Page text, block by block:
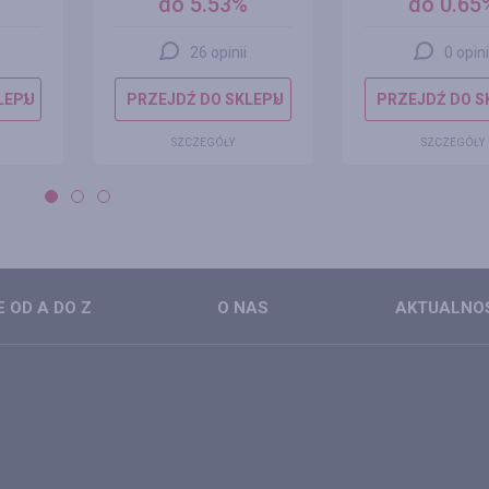
26 opinii
PRZEJDŹ DO SKLEPU
SZCZEGÓŁY
0
PRZEJDŹ DO
SZCZEGÓŁY
OD A DO Z O NAS